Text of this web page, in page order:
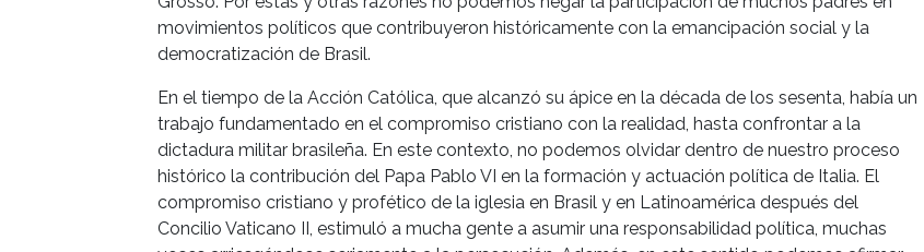
movimientos políticos que contribuyeron históricamente con la emancipación social y la
democratización de Brasil.
En el tiempo de la Acción Católica, que alcanzó su ápice en la década de los sesenta, había un
trabajo fundamentado en el compromiso cristiano con la realidad, hasta confrontar a la
dictadura militar brasileña. En este contexto, no podemos olvidar dentro de nuestro proceso
histórico la contribución del Papa Pablo VI en la formación y actuación política de Italia. El
compromiso cristiano y profético de la iglesia en Brasil y en Latinoamérica después del
Concilio Vaticano II, estimuló a mucha gente a asumir una responsabilidad política, muchas